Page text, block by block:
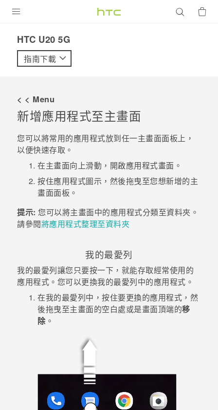
VIVE
配件
優惠專區
校園專案
企業採購
銷售通路
支援服務
VIVELAND
‎HTC U20 5G‎
指南下載
< < Menu
新增應用程式至主畫面
您可以將常用的應用程式放到任一主畫面面板上，
以便快速存取。
在主畫面向上滑動，開啟應用程式畫面。
按住應用程式圖示，然後拖曳至您想新增的主
畫面面板。
提示: 您可以將主畫面中的應用程式分類至資料夾。
請參閱將應用程式整理至資料夾
我的最愛列
我的最愛列讓您只要按一下，就能存取經常使用的
應用程式。您可以更換我的最愛列中的應用程式。
在我的最愛列中，按住要更換的應用程式，然
後拖曳至主畫面的空白處或是畫面頂端的移
除。